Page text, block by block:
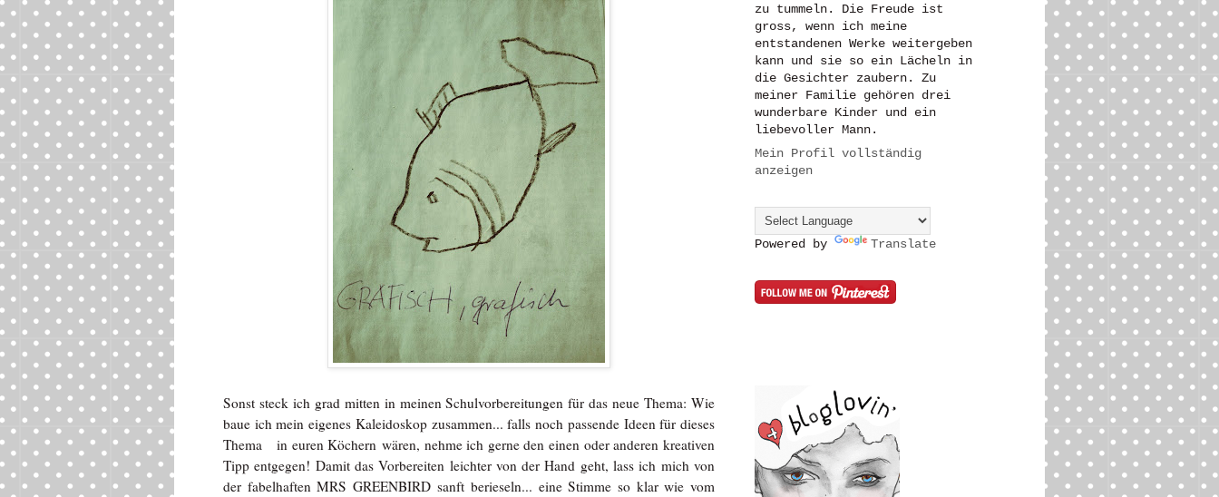
Sonst steck ich grad mitten in meinen Schulvorbereitungen für das neue Thema: Wie
baue ich mein eigenes Kaleidoskop zusammen... falls noch passende Ideen für dieses
Thema
in euren Köchern wären, nehme ich gerne den einen oder anderen kreativen
Tipp entgegen! Damit das Vorbereiten leichter von der Hand geht, lass ich mich von
der fabelhaften MRS GREENBIRD sanft berieseln... eine Stimme so klar wie vom
zu tummeln. Die Freude ist
gross, wenn ich meine
entstandenen Werke weitergeben
kann und sie so ein Lächeln in
die Gesichter zaubern. Zu
meiner Familie gehören drei
wunderbare Kinder und ein
liebevoller Mann.
Mein Profil vollständig
anzeigen
Powered by Translate